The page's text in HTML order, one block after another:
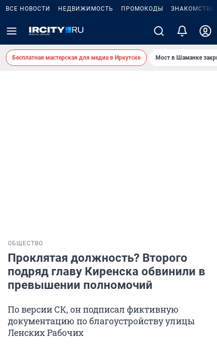
ВСЕ НОВОСТИ НЕДВИЖИМОСТЬ ПРОМОКОДЫ ЗНАКОМСТВА
Бесплатная мастерская для медиа в Иркутске Мост в Шаманке
ОБЩЕСТВО
Проклятая должность? Второго
подряд главу Киренска обвинили в
превышении полномочий
По версии СК, он подписал фиктивную
документацию по благоустройству улицы
Ленских Рабочих